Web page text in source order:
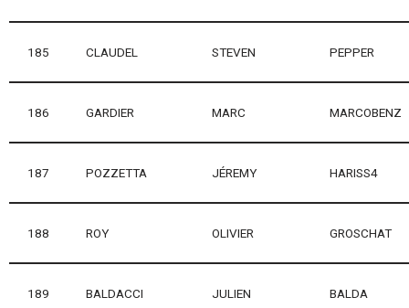
185 CLAUDEL STEVEN PEPPER
186 GARDIER MARC MARCOBENZ
187 POZZETTA JÉREMY HARISS4
188 ROY OLIVIER GROSCHAT
189 BALDACCI JULIEN BALDA